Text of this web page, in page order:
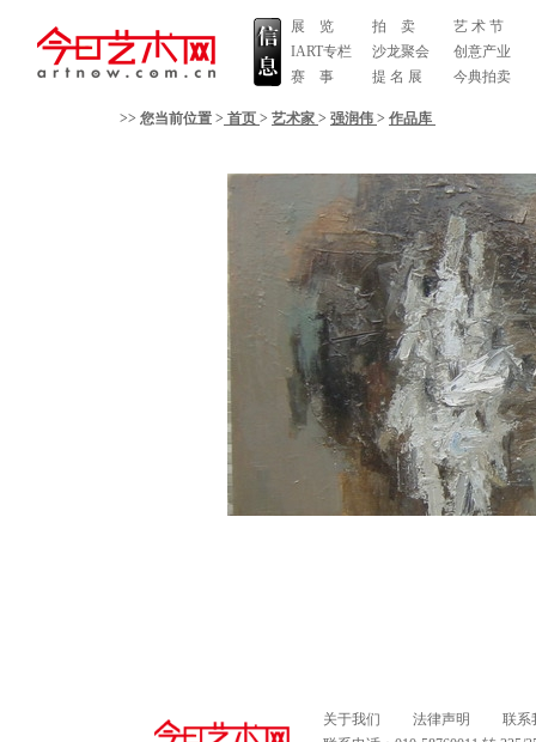
展 览
IART专栏
赛 事
拍 卖
沙龙聚会
提 名 展
艺 术 节
创意产业
今典拍卖
>> 您当前位置 > 首页 > 艺术家 > 强润伟 > 作品库
关于我们 法律声明
联系